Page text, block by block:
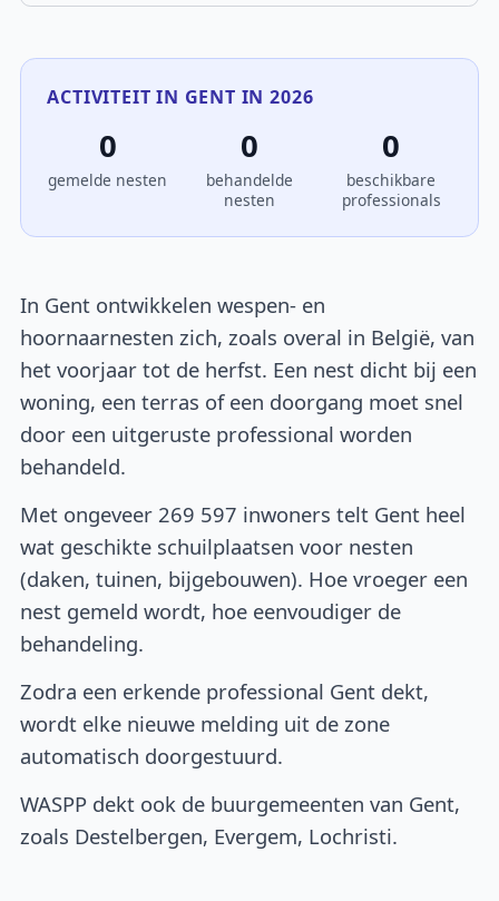
ACTIVITEIT IN GENT IN 2026
0
gemelde nesten
0
behandelde
nesten
0
beschikbare
professionals
In Gent ontwikkelen wespen- en
hoornaarnesten zich, zoals overal in België, van
het voorjaar tot de herfst. Een nest dicht bij een
woning, een terras of een doorgang moet snel
door een uitgeruste professional worden
behandeld.
Met ongeveer 269 597 inwoners telt Gent heel
wat geschikte schuilplaatsen voor nesten
(daken, tuinen, bijgebouwen). Hoe vroeger een
nest gemeld wordt, hoe eenvoudiger de
behandeling.
Zodra een erkende professional Gent dekt,
wordt elke nieuwe melding uit de zone
automatisch doorgestuurd.
WASPP dekt ook de buurgemeenten van Gent,
zoals Destelbergen, Evergem, Lochristi.